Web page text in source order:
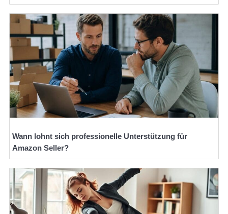
Wann lohnt sich professionelle Unterstützung für
Amazon Seller?